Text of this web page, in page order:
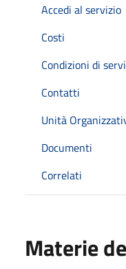
Accedi al servizio
Costi
Condizioni di
Contatti
Unità
Documenti
Correlati
Materie